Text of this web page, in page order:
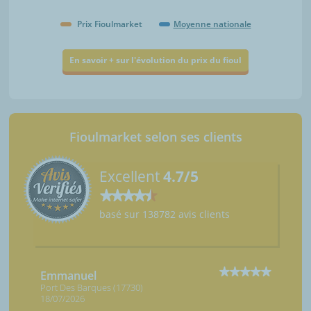
Prix Fioulmarket Moyenne nationale
En savoir + sur l'évolution du prix du fioul
Fioulmarket selon ses clients
Excellent4.7/5
basé sur 138782 avis clients
Emmanuel
Port Des Barques (17730)
18/07/2026